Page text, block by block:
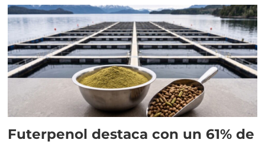
Futerpenol destaca con un 61% de